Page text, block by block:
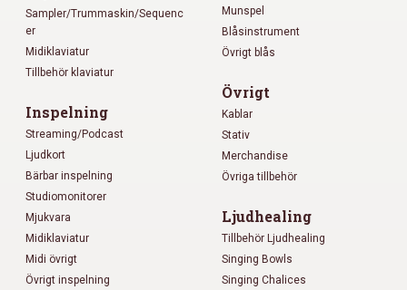
Sampler/Trummaskin/Sequenc
er
Midiklaviatur
Tillbehör klaviatur
Inspelning
Streaming/Podcast
Ljudkort
Bärbar inspelning
Studiomonitorer
Mjukvara
Midiklaviatur
Midi övrigt
Övrigt inspelning
Munspel
Blåsinstrument
Övrigt blås
Övrigt
Kablar
Stativ
Merchandise
Övriga tillbehör
Ljudhealing
Tillbehör Ljudhealing
Singing Bowls
Singing Chalices